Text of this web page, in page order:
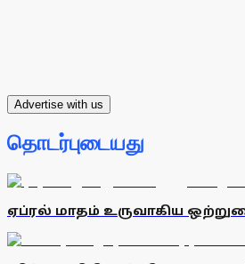
Advertise with us
தொடர்புடையது
ஏப்ரல் மாதம் உருவாகிய